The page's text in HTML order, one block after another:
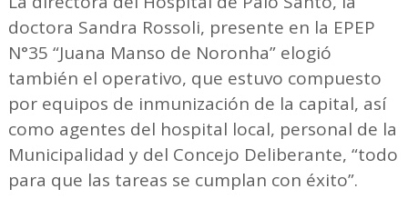
doctora Sandra Rossoli, presente en la EPEP
N°35 “Juana Manso de Noronha” elogió
también el operativo, que estuvo compuesto
por equipos de inmunización de la capital, así
como agentes del hospital local, personal de la
Municipalidad y del Concejo Deliberante, “todo
para que las tareas se cumplan con éxito”.